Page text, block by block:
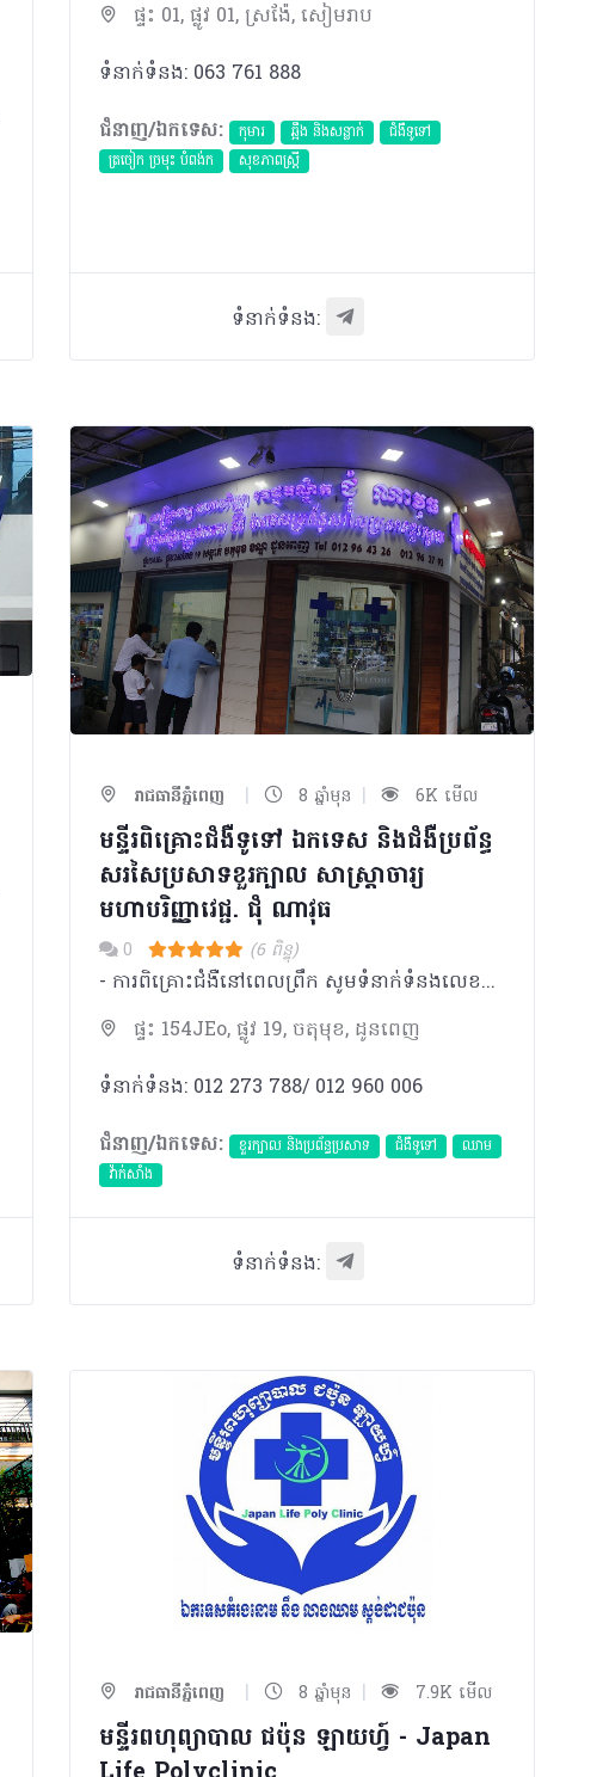
ផ្ទះ 01, ផ្លូវ 01, ស្រង៉ែ, សៀមរាប
ទំនាក់ទំនង: 063 761 888
ជំនាញ/ឯកទេស:
កុមារ ឆ្អឹង និងសន្លាក់
ជំងឺទូទៅ
ត្រចៀក ច្រមុះ បំពង់ក
សុខភាពស្រ្តី
ទំនាក់ទំនង:
រាជធានីភ្នំពេញ | 8 ឆ្នាំមុន | 6K មើល
មន្ទីរពិគ្រោះជំងឺទូទៅ ឯកទេស និងជំងឺប្រព័ន្ធ
សរសៃប្រសាទខួរក្បាល សាស្រ្តាចារ្យ
មហាបរិញ្ញាវេជ្ជ. ជុំ ណាវុធ
0 (6 ពិន្ទុ)
- ការពិគ្រោះជំងឺនៅពេលព្រឹក សូមទំនាក់ទំនងលេខទូរស័ព្ទ 098 383 906 -​ ការពិគ្រោះជំងឺនៅពេលរសៀល សូមទំនាក់ទំនងលេខទូរស័ព្ទ 077 757 989 * ករណីសុំពិនិត្យថ្ងៃត្រង់ ចាំបាច់ត្រូវធ្វើការណាត់ជាមុន សូមទំនាក់ទំនងលេខទូរស័ព្ទ 098 383 906/ 012 964 326 ** ករណីបន្ទាន់ សូមទូរស័ព្ទមកកាន់លេខ 012 273 788/012 960 006
ផ្ទះ 154JEo, ផ្លូវ 19, ចតុមុខ, ដូនពេញ
ទំនាក់ទំនង: 012 273 788/ 012 960 006
ជំនាញ/ឯកទេស:
ខួរក្បាល និងប្រព័ន្ធប្រសាទ ជំងឺទូទៅ
ឈាម
វ៉ាក់សាំង
ទំនាក់ទំនង:
រាជធានីភ្នំពេញ | 8 ឆ្នាំមុន | 7.9K មើល
មន្ទីរពហុព្យាបាល​ ជប៉ុន ឡាយហ្វ៍ - Japan